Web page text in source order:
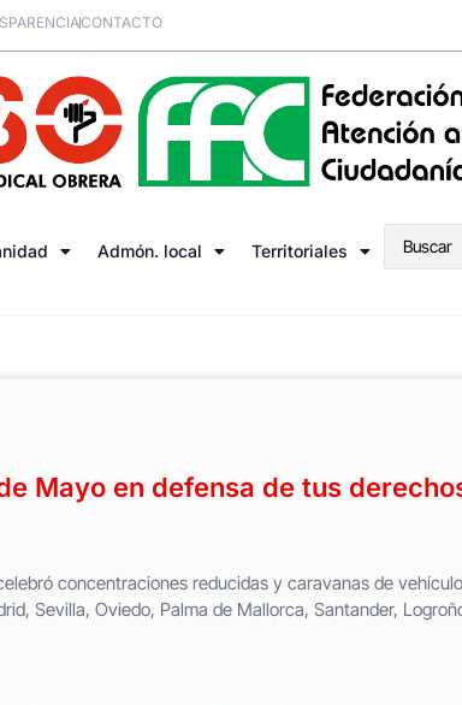
CONTACTO
Admón. local Territoriales
Mayo en defensa de tus
concentraciones reducidas y caravanas de
Sevilla, Oviedo, Palma de Mallorca, Santander,